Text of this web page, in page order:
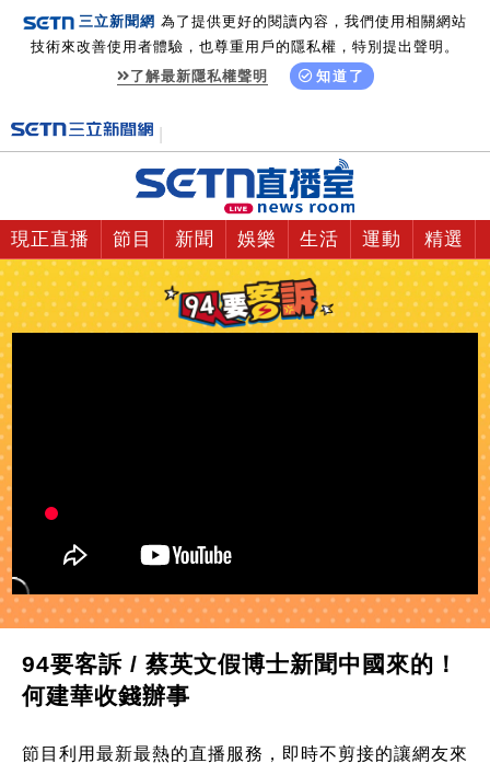
三立新聞網 為了提供更好的閱讀內容，我們使用相關網站
技術來改善使用者體驗，也尊重用戶的隱私權，特別提出聲明。
了解最新隱私權聲明
知道了
現正直播 節目 新聞 娛樂 生活 運動 精選
94要客訴 / 蔡英文假博士新聞中國來的！
何建華收錢辦事
節目利用最新最熱的直播服務，即時不剪接的讓網友來